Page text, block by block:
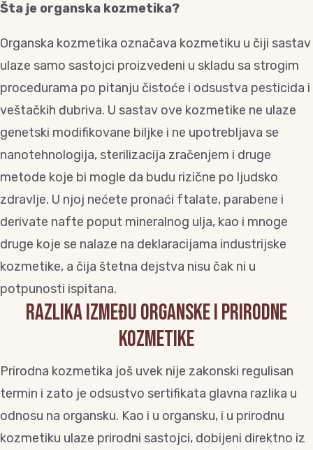
Šta je organska kozmetika?
Organska kozmetika označava kozmetiku u čiji sastav
ulaze samo sastojci proizvedeni u skladu sa strogim
procedurama po pitanju čistoće i odsustva pesticida i
veštačkih đubriva. U sastav ove kozmetike ne ulaze
genetski modifikovane biljke i ne upotrebljava se
nanotehnologija, sterilizacija zračenjem i druge
metode koje bi mogle da budu rizične po ljudsko
zdravlje. U njoj nećete pronaći ftalate, parabene i
derivate nafte poput mineralnog ulja, kao i mnoge
druge koje se nalaze na deklaracijama industrijske
kozmetike, a čija štetna dejstva nisu čak ni u
potpunosti ispitana.
RAZLIKA IZMEĐU ORGANSKE I PRIRODNE
KOZMETIKE
Prirodna kozmetika još uvek nije zakonski regulisan
termin i zato je odsustvo sertifikata glavna razlika u
odnosu na organsku. Kao i u organsku, i u prirodnu
kozmetiku ulaze prirodni sastojci, dobijeni direktno iz